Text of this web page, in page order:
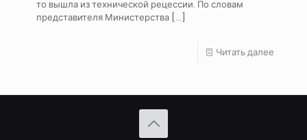
то вышла из технической рецессии. По словам
представителя Министерства […]
Читать далее